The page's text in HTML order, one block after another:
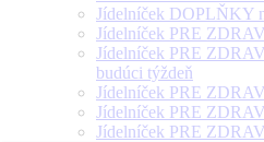
Jídelníček DOPLŇKY
Jídelníček PRE
Jídelníček PRE
budúci týždeň
Jídelníček PRE
Jídelníček PRE
Jídelníček PRE